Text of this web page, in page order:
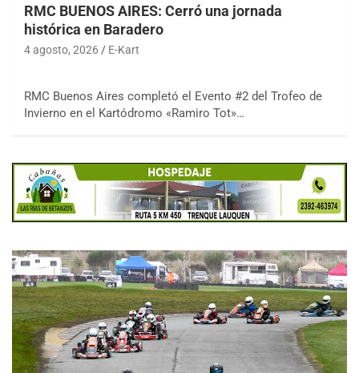
RMC BUENOS AIRES: Cerró una jornada
histórica en Baradero
4 agosto, 2026 E-Kart
RMC Buenos Aires completó el Evento #2 del Trofeo de
Invierno en el Kartódromo «Ramiro Tot»…